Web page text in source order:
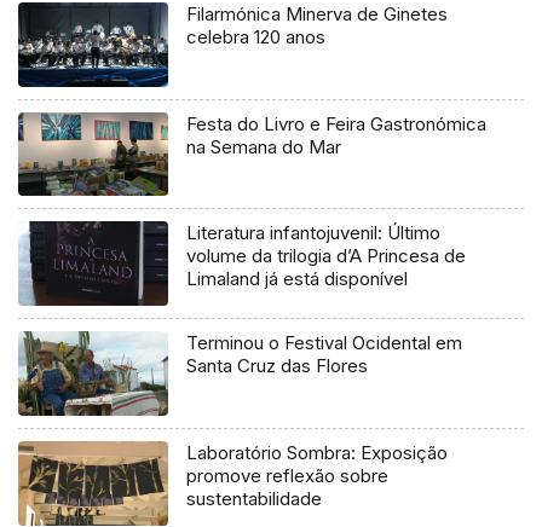
Filarmónica Minerva de Ginetes
celebra 120 anos
Festa do Livro e Feira Gastronómica
na Semana do Mar
Literatura infantojuvenil: Último
volume da trilogia d’A Princesa de
Limaland já está disponível
Terminou o Festival Ocidental em
Santa Cruz das Flores
Laboratório Sombra: Exposição
promove reflexão sobre
sustentabilidade